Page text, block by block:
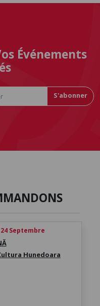
Événements
S'abonner
Septembre
Hunedoara